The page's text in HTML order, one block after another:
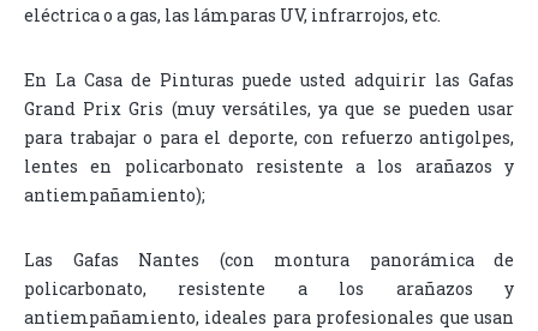
eléctrica o a gas, las lámparas UV, infrarrojos, etc.
En La Casa de Pinturas puede usted adquirir las Gafas
Grand Prix Gris (muy versátiles, ya que se pueden usar
para trabajar o para el deporte, con refuerzo antigolpes,
lentes en policarbonato resistente a los arañazos y
antiempañamiento);
Las Gafas Nantes (con montura panorámica de
policarbonato, resistente a los arañazos y
antiempañamiento, ideales para profesionales que usan